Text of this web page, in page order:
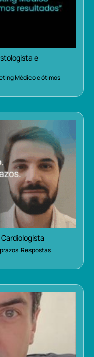
e
Médico e ótimos
Respostas